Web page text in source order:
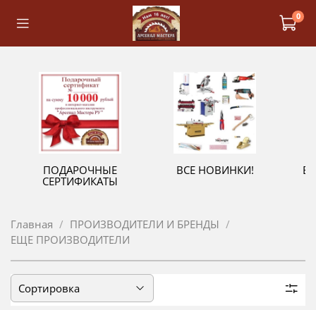
0
ПОДАРОЧНЫЕ
СЕРТИФИКАТЫ
ВСЕ НОВИНКИ!
Главная
ПРОИЗВОДИТЕЛИ И БРЕНДЫ
ЕЩЕ ПРОИЗВОДИТЕЛИ